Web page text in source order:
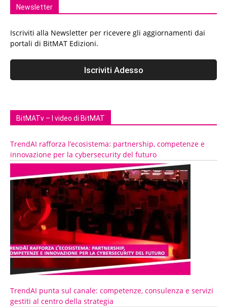
Newsletter
Iscriviti alla Newsletter per ricevere gli aggiornamenti dai
portali di BitMAT Edizioni.
BitMATv – I video di BitMAT
TrendAI rafforza l’ecosistema: partnership, competenze e
innovazione per la cybersecurity del futuro
TrendAI punta sul canale: competenze, consulenza e servizi
gestiti al centro della strategia